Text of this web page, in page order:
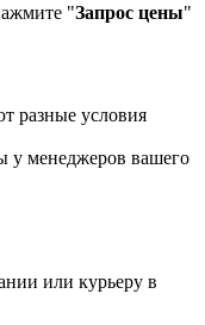
"Запрос цены"
разные условия
у менеджеров вашего
или курьеру в